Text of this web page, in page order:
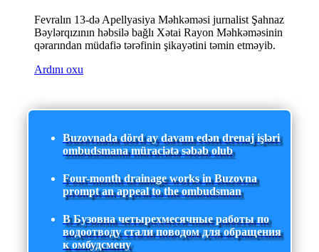
Fevralın 13-də Apellyasiya Məhkəməsi jurnalist Şahnaz
Bəylərqızının həbsilə bağlı Xətai Rayon Məhkəməsinin
qərarından müdafiə tərəfinin şikayətini təmin etməyib.
Ardını oxu
Buzovnada dörd ay davam edən drenaj işləri
ombudsmana müraciətə səbəb olub
Four-month drainage works in Buzovna
prompt an appeal to the ombudsman
В Бузовна четырехмесячные работы по
водоотводу стали поводом для обращения
к омбудсмену